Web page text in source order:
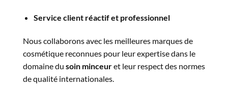
Service client réactif et professionnel
Nous collaborons avec les meilleures marques de
cosmétique reconnues pour leur expertise dans le
domaine du soin minceuret leur respect des normes
de qualité internationales.